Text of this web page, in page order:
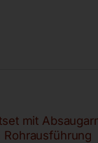
mit
Rohrausführung